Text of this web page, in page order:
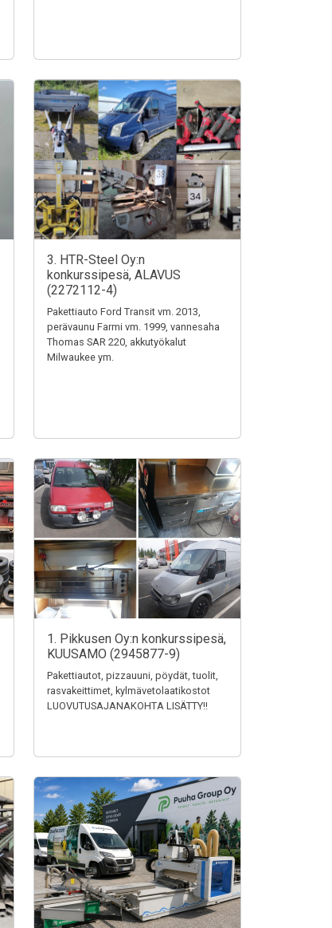
3. HTR-Steel Oy:n
konkurssipesä, ALAVUS
(2272112-4)
Pakettiauto Ford Transit vm. 2013,
perävaunu Farmi vm. 1999, vannesaha
Thomas SAR 220, akkutyökalut
Milwaukee ym.
1. Pikkusen Oy:n konkurssipesä,
KUUSAMO (2945877-9)
Pakettiautot, pizzauuni, pöydät, tuolit,
rasvakeittimet, kylmävetolaatikostot
LUOVUTUSAJANAKOHTA LISÄTTY!!